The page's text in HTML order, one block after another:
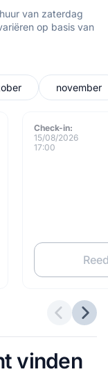
van zaterdag
op basis van
november
Check-in:
15/08/2026
17:00
vinden